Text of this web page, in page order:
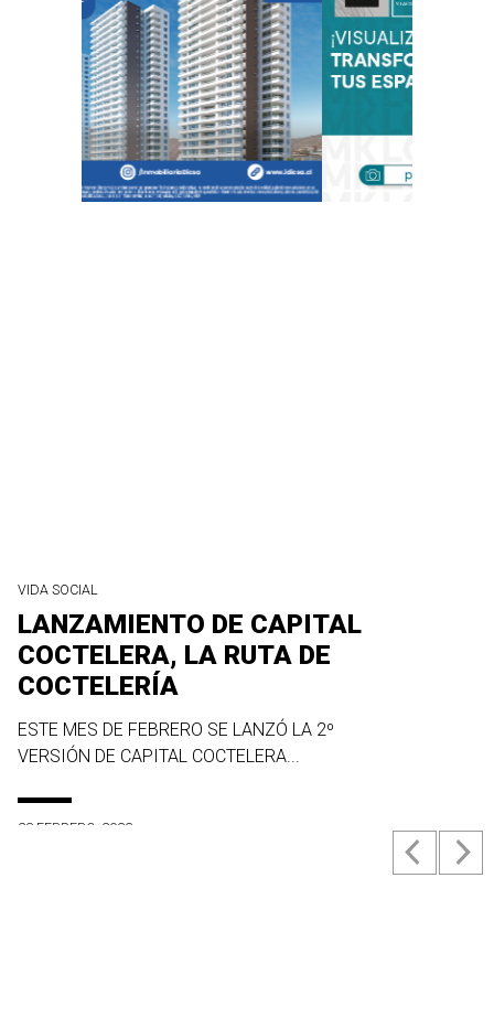
VIDA SOCIAL
LANZAMIENTO DE CAPITAL
COCTELERA, LA RUTA DE
COCTELERÍA
ESTE MES DE FEBRERO SE LANZÓ LA 2º
VERSIÓN DE CAPITAL COCTELERA...
23 FEBRERO, 2022